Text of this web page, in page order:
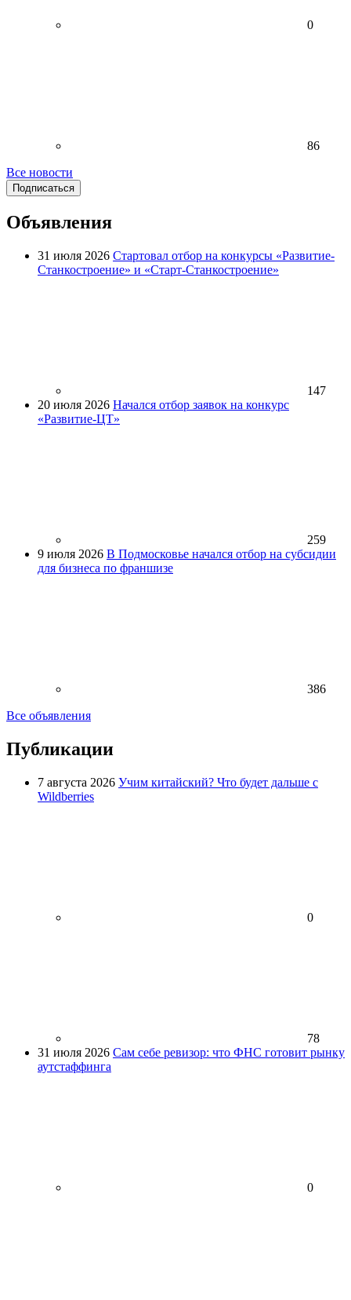
0
86
Все новости
Подписаться
Объявления
31 июля 2026 Стартовал отбор на конкурсы «Развитие-
Станкостроение» и «Старт-Станкостроение»
147
20 июля 2026 Начался отбор заявок на конкурс
«Развитие-ЦТ»
259
9 июля 2026 В Подмосковье начался отбор на субсидии
для бизнеса по франшизе
386
Все объявления
Публикации
7 августа 2026 Учим китайский? Что будет дальше с
Wildberries
0
78
31 июля 2026 Сам себе ревизор: что ФНС готовит рынку
аутстаффинга
0